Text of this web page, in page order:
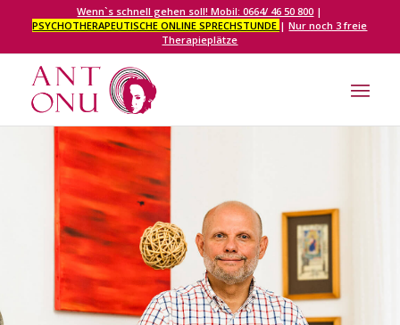
Wenn`s schnell gehen soll! Mobil: 0664/ 46 50 800 |
PSYCHOTHERAPEUTISCHE ONLINE SPRECHSTUNDE |Nur noch 3 freie
Therapieplätze